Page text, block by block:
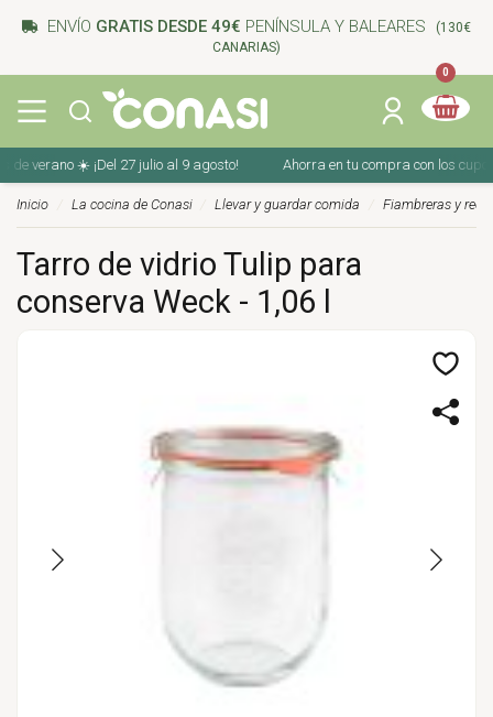
ENVÍO GRATIS DESDE 49€ PENÍNSULA Y BALEARES
(130€
CANARIAS)
0
☀️ ¡Del 27 julio al 9 agosto! Ahorra en tu compra con los cupones
Inicio La cocina de Conasi Llevar y guardar comida Fiambreras y
Tarro de vidrio Tulip para
conserva Weck - 1,06 l